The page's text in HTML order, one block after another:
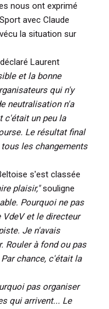
nous ont exprimé
avec Claude
la situation sur
Laurent
et la bonne
qui n'y
neutralisation n'a
c'était un peu la
Le résultat final
les changements
s'est classée
plaisir," souligne
Pourquoi ne pas
et le directeur
Je n'avais
Rouler à fond ou pas
chance, c'était la
pas organiser
qui arrivent... Le